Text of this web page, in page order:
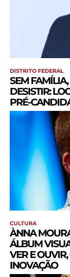
DISTRITO FEDERAL
SEM
DESISTIR:
PRÉ-
CULTURA
ÀNNA
ÁLBUM
VER E
INOVAÇÃO